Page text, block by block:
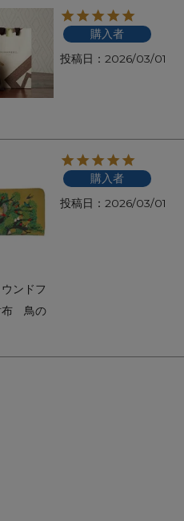
チャーム・キーホルダー
ブライトン
山猫ホテル
アートフラグメント
購入者
投稿日
2026/03/01
ンドフ
布 鳥の
購入者
投稿日
2026/03/01